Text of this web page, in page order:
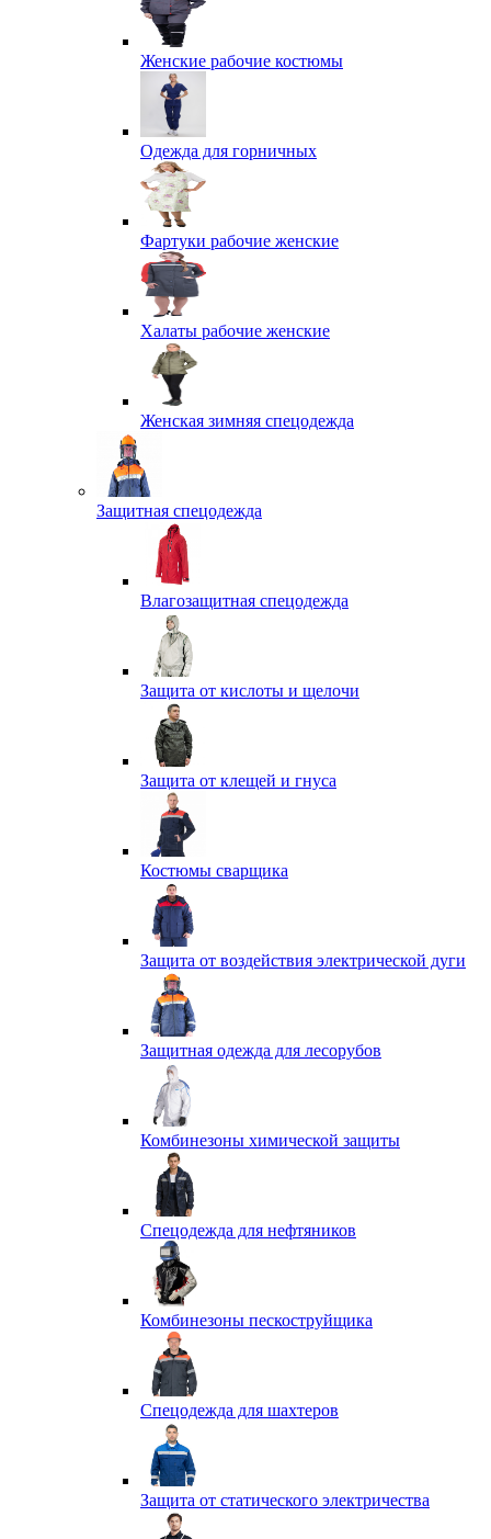
Женские рабочие костюмы
Одежда для горничных
Фартуки рабочие женские
Халаты рабочие женские
Женская зимняя спецодежда
Защитная спецодежда
Влагозащитная спецодежда
Защита от кислоты и щелочи
Защита от клещей и гнуса
Костюмы сварщика
Защита от воздействия электрической дуги
Защитная одежда для лесорубов
Комбинезоны химической защиты
Спецодежда для нефтяников
Комбинезоны пескоструйщика
Спецодежда для шахтеров
Защита от статического электричества